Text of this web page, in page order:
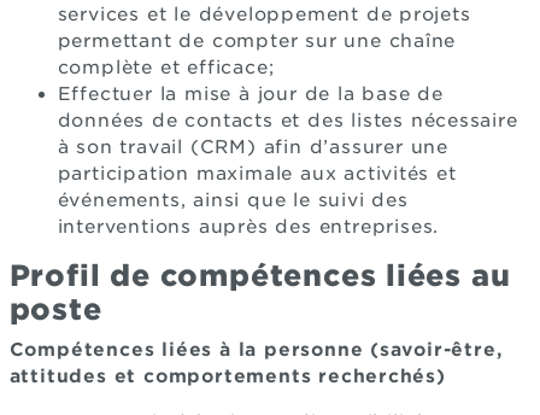
services et le développement de projets
permettant de compter sur une chaîne
complète et efficace;
Effectuer la mise à jour de la base de
données de contacts et des listes nécessaire
à son travail (CRM) afin d’assurer une
participation maximale aux activités et
événements, ainsi que le suivi des
interventions auprès des entreprises.
Profil de compétences liées au
poste
Compétences liées à la personne (savoir-être,
attitudes et comportements recherchés)